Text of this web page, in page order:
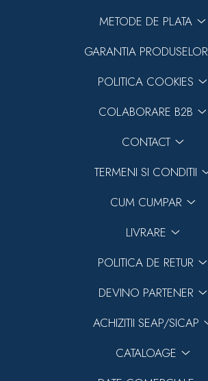
METODE DE PLATA
GARANTIA PRODUSELOR
POLITICA COOKIES
COLABORARE B2B
CONTACT
TERMENI SI CONDITII
CUM CUMPAR
LIVRARE
POLITICA DE RETUR
DEVINO PARTENER
ACHIZITII SEAP/SICAP
CATALOAGE